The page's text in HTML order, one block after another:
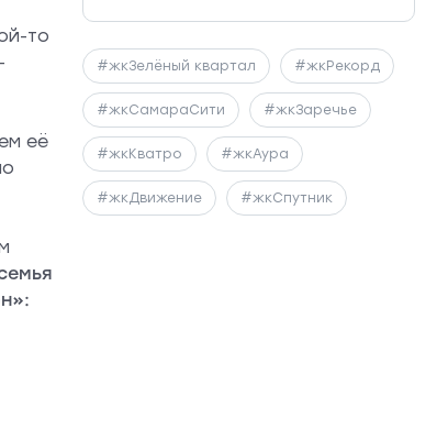
то
её
#жкЗелёный квартал #жкРекорд
#жкСамараСити #жкЗаречье
#жкКватро #жкАура
#жкДвижение #жкСпутник